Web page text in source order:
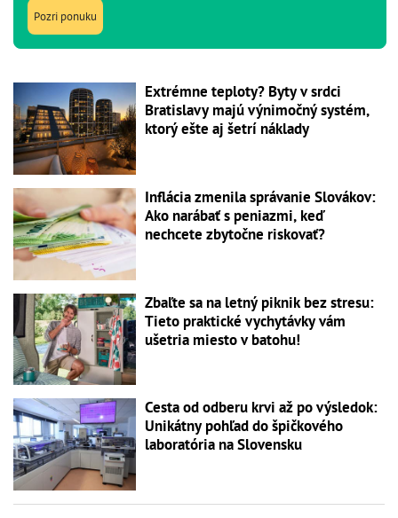
Pozri ponuku
Extrémne teploty? Byty v srdci
Bratislavy majú výnimočný systém,
ktorý ešte aj šetrí náklady
Inflácia zmenila správanie Slovákov:
Ako narábať s peniazmi, keď
nechcete zbytočne riskovať?
Zbaľte sa na letný piknik bez stresu:
Tieto praktické vychytávky vám
ušetria miesto v batohu!
Cesta od odberu krvi až po výsledok:
Unikátny pohľad do špičkového
laboratória na Slovensku